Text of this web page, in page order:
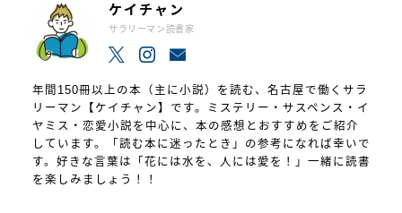
ケイチャン
サラリーマン読書家
年間150冊以上の本（主に小説）を読む、名古屋で働くサラ
リーマン【ケイチャン】です。ミステリー・サスペンス・イ
ヤミス・恋愛小説を中心に、本の感想とおすすめをご紹介
しています。「読む本に迷ったとき」の参考になれば幸いで
す。好きな言葉は「花には水を、人には愛を！」一緒に読書
を楽しみましょう！！